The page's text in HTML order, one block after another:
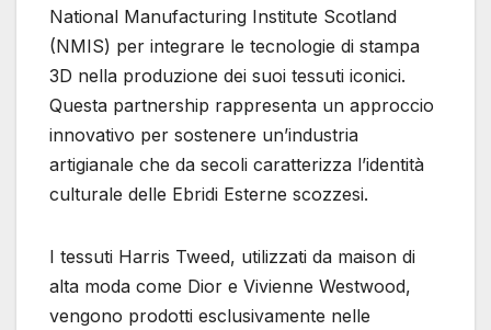
National Manufacturing Institute Scotland
(NMIS) per integrare le tecnologie di stampa
3D nella produzione dei suoi tessuti iconici.
Questa partnership rappresenta un approccio
innovativo per sostenere un’industria
artigianale che da secoli caratterizza l’identità
culturale delle Ebridi Esterne scozzesi.
I tessuti Harris Tweed, utilizzati da maison di
alta moda come Dior e Vivienne Westwood,
vengono prodotti esclusivamente nelle